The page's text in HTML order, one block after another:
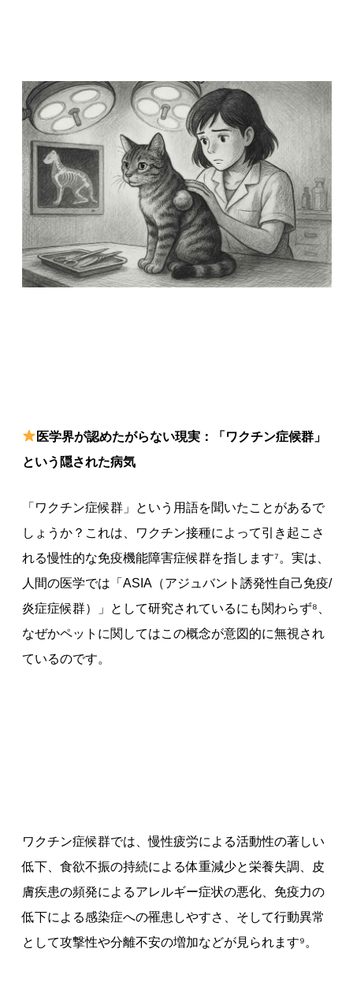
医学界が認めたがらない現実：「ワクチン症候群」
という隠された病気
「ワクチン症候群」という用語を聞いたことがあるで
しょうか？これは、ワクチン接種によって引き起こさ
れる慢性的な免疫機能障害症候群を指します⁷。実は、
人間の医学では「ASIA（アジュバント誘発性自己免疫/
炎症症候群）」として研究されているにも関わらず⁸、
なぜかペットに関してはこの概念が意図的に無視され
ているのです。
ワクチン症候群では、慢性疲労による活動性の著しい
低下、食欲不振の持続による体重減少と栄養失調、皮
膚疾患の頻発によるアレルギー症状の悪化、免疫力の
低下による感染症への罹患しやすさ、そして行動異常
として攻撃性や分離不安の増加などが見られます⁹。